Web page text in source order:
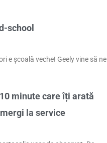
school
e școală veche! Geely vine să ne
minute care îți arată
la service